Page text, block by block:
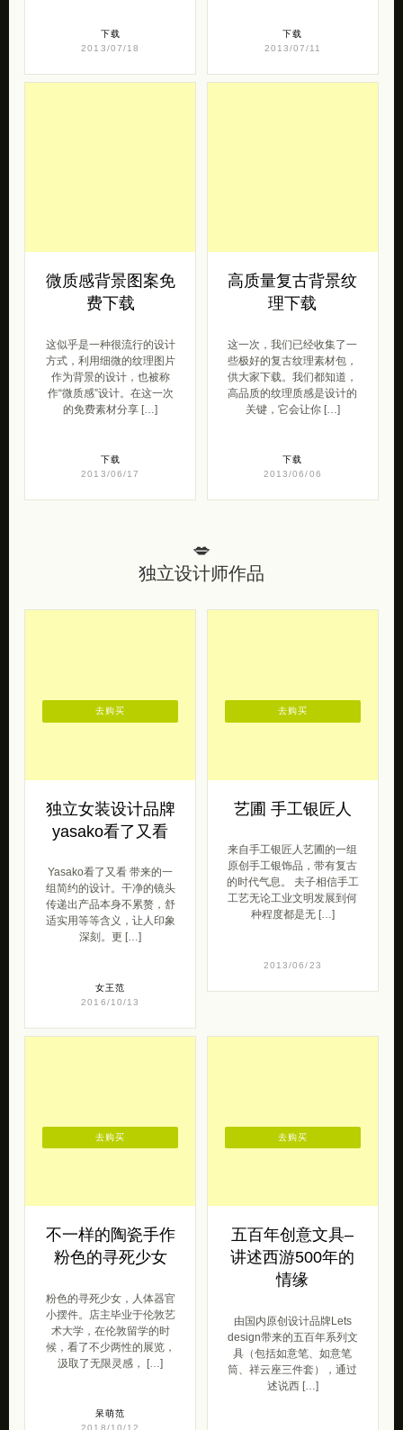
下载
2013/07/18
下载
2013/07/11
微质感背景图案免
费下载
这似乎是一种很流行的设计
方式，利用细微的纹理图片
作为背景的设计，也被称
作“微质感”设计。在这一次
的免费素材分享 […]
下载
2013/06/17
高质量复古背景纹
理下载
这一次，我们已经收集了一
些极好的复古纹理素材包，
供大家下载。我们都知道，
高品质的纹理质感是设计的
关键，它会让你 […]
下载
2013/06/06
💋
独立设计师作品
独立女装设计品牌
yasako看了又看
Yasako看了又看 带来的一
组简约的设计。干净的镜头
传递出产品本身不累赘，舒
适实用等等含义，让人印象
深刻。更 […]
女王范
2016/10/13
去购买
艺圃 手工银匠人
来自手工银匠人艺圃的一组
原创手工银饰品，带有复古
的时代气息。 夫子相信手工
工艺无论工业文明发展到何
种程度都是无 […]
2013/06/23
去购买
不一样的陶瓷手作
粉色的寻死少女
粉色的寻死少女，人体器官
小摆件。店主毕业于伦敦艺
术大学，在伦敦留学的时
候，看了不少两性的展览，
汲取了无限灵感， […]
呆萌范
2018/10/12
去购买
五百年创意文具–
讲述西游500年的
情缘
由国内原创设计品牌Lets
design带来的五百年系列文
具（包括如意笔、如意笔
筒、祥云座三件套），通过
述说西 […]
去购买